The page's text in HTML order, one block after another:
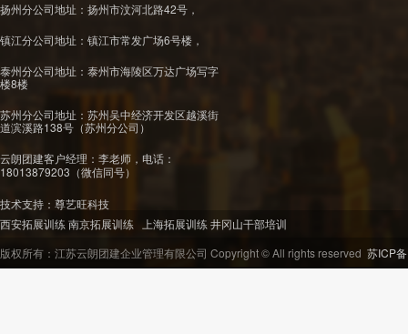
扬州分公司地址：扬州市汶河北路42号，
镇江分公司地址：镇江市常发广场6号楼，
泰州分公司地址：泰州市海陵区万达广场写字
楼8楼
苏州分公司地址：苏州吴中经济开发区越溪街
道滨溪路138号（苏州分公司）
云朗团建客户经理：李老师， 电话：
18013879203 （微信同号）
技术支持： 尊艺旺科技
西安拓展训练 南京拓展训练 上海拓展训练 井冈山干部培训
版权所有：江苏云朗团建企业管理有限公司 Copyright © All rights reserved 苏ICP